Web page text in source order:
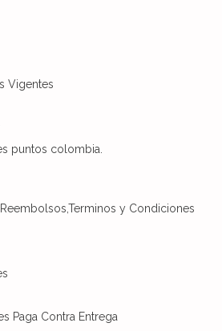
Vigentes
puntos colombia.
y Condiciones
Paga Contra Entrega